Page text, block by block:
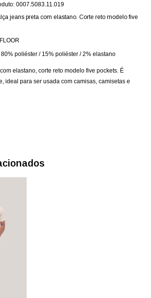
0007.5083.11.019
jeans preta com elastano. Corte reto modelo five
poliéster / 15% poliéster / 2% elastano
elastano, corte reto modelo five pockets. É
ideal para ser usada com camisas, camisetas e